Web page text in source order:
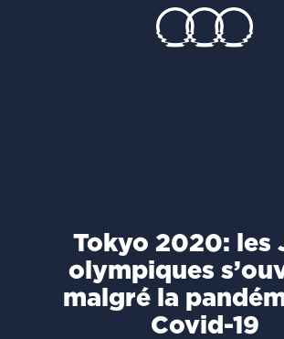
Tokyo 2020: les
olympiques
malgré la
Covid-19